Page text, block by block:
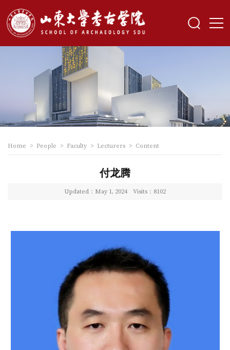
Home > People > Faculty > Lecturers > Content
付龙腾
Updated：May 1, 2024 Visits： 8102